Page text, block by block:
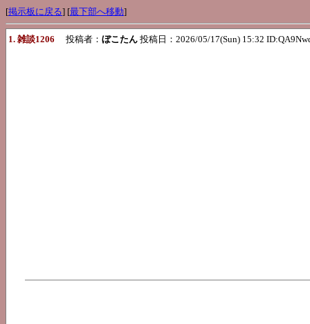
[掲示板に戻る] [最下部へ移動]
1. 雑談1206 投稿者： ぼこたん 投稿日：2026/05/17(Sun) 15:32